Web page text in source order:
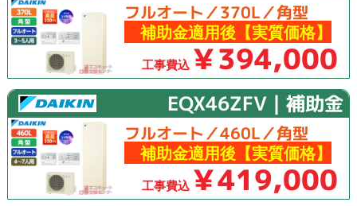
フルオート／370L／角型
補助金適用後【実質価格】
工事費込 ￥394,000
EQX46ZFV｜補助金
フルオート／460L／角型
補助金適用後【実質価格】
工事費込 ￥419,000